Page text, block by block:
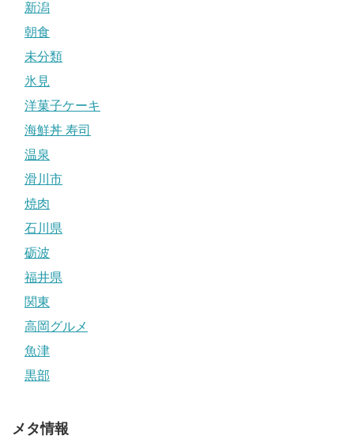
新潟
朝食
未分類
氷見
洋菓子ケーキ
海鮮丼 寿司
温泉
滑川市
焼肉
石川県
砺波
福井県
関東
高岡グルメ
魚津
黒部
メタ情報